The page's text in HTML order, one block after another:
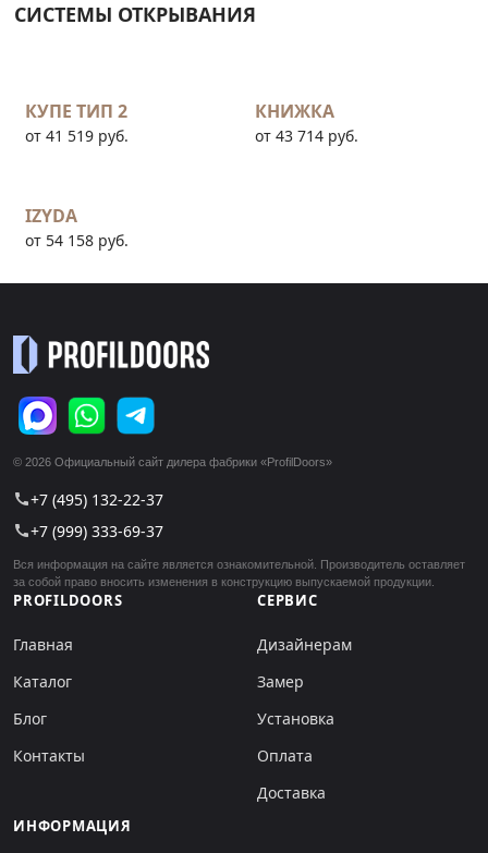
СИСТЕМЫ ОТКРЫВАНИЯ
КУПЕ ТИП 2
от 41 519 руб.
КНИЖКА
от 43 714 руб.
IZYDA
от 54 158 руб.
© 2026 Официальный сайт дилера фабрики «ProfilDoors»
call+7 (495) 132-22-37
call+7 (999) 333-69-37
Вся информация на сайте является ознакомительной. Производитель оставляет
за собой право вносить изменения в конструкцию выпускаемой продукции.
PROFILDOORS
Главная
Каталог
Блог
Контакты
СЕРВИС
Дизайнерам
Замер
Установка
Оплата
Доставка
ИНФОРМАЦИЯ